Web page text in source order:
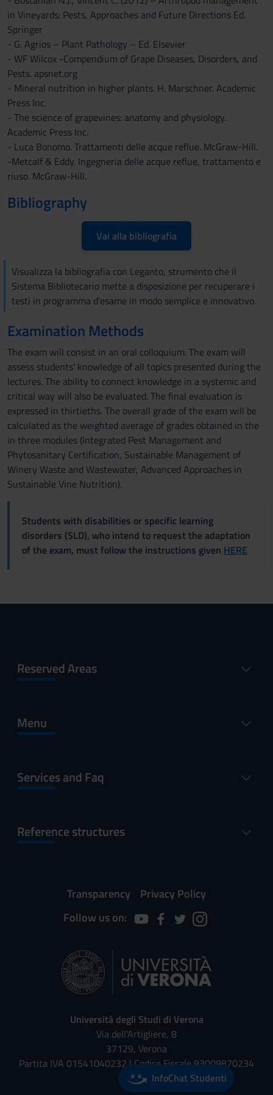
in Vineyards: Pests, Approaches and Future Directions Ed.
Springer
- G. Agrios – Plant Pathology – Ed. Elsevier
- WF Wilcox -Compendium of Grape Diseases, Disorders, and
Pests. apsnet.org
- Mineral nutrition in higher plants. H. Marschner. Academic
Press Inc.
- The science of grapevines: anatomy and physiology.
Academic Press Inc.
- Luca Bonomo. Trattamenti delle acque reflue. McGraw-Hill.
-Metcalf & Eddy. Ingegneria delle acque reflue, trattamento e
riuso. McGraw-Hill.
Bibliography
Vai alla bibliografia
Visualizza la bibliografia con Leganto, strumento che il
Sistema Bibliotecario mette a disposizione per recuperare i
testi in programma d'esame in modo semplice e innovativo.
Examination Methods
The exam will consist in an oral colloquium. The exam will
assess students’ knowledge of all topics presented during the
lectures. The ability to connect knowledge in a systemic and
critical way will also be evaluated. The final evaluation is
expressed in thirtieths. The overall grade of the exam will be
calculated as the weighted average of grades obtained in the
in three modules (Integrated Pest Management and
Phytosanitary Certification, Sustainable Management of
Winery Waste and Wastewater, Advanced Approaches in
Sustainable Vine Nutrition).
Students with disabilities or specific learning
disorders (SLD), who intend to request the adaptation
of the exam, must follow the instructions given HERE
Reserved Areas
Menu
Services and Faq
Reference structures
Transparency
Privacy Policy
Follow us on:
Università degli Studi di Verona
Via dell'Artigliere, 8
37129, Verona
Partita IVA 01541040232 | Codice Fiscale 93009870234
InfoChat Studenti